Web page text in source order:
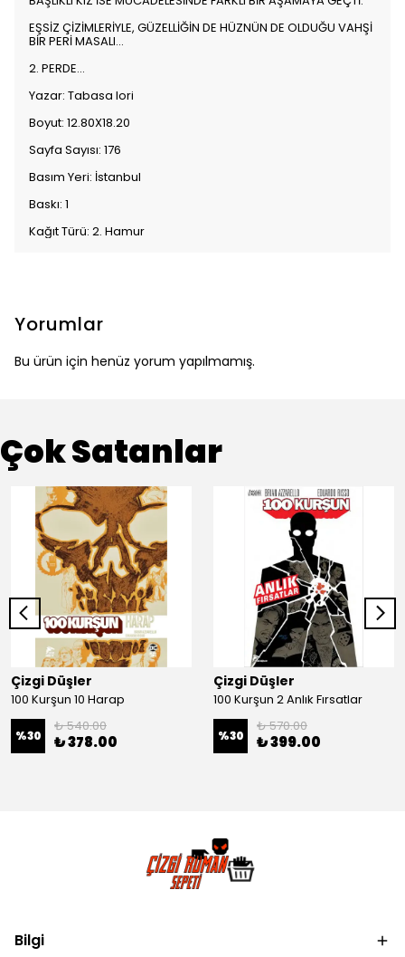
EŞSİZ ÇİZİMLERİYLE, GÜZELLİĞİN DE HÜZNÜN DE OLDUĞU VAHŞİ
BİR PERİ MASALI...
2. PERDE...
Yazar: Tabasa Iori
Boyut: 12.80X18.20
Sayfa Sayısı: 176
Basım Yeri: İstanbul
Baskı: 1
Kağıt Türü: 2. Hamur
Yorumlar
Bu ürün için henüz yorum yapılmamış.
Çok Satanlar
Çizgi Düşler
100 Kurşun 10 Harap
%30
₺ 540.00
₺ 378.00
Çizgi Düşler
100 Kurşun 2 Anlık Fırsatlar
%30
₺ 570.00
₺ 399.00
Bilgi